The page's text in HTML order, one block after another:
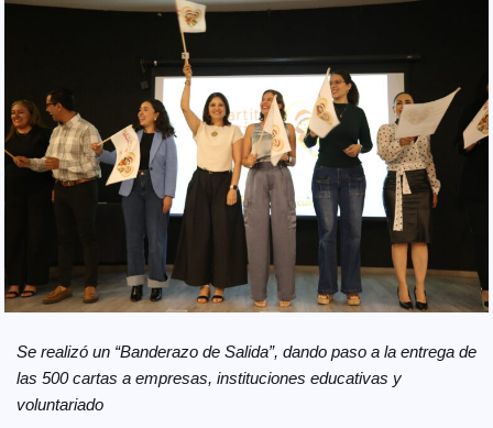
Se realizó un “Banderazo de Salida”, dando paso a la entrega de
las 500 cartas a empresas, instituciones educativas y
voluntariado